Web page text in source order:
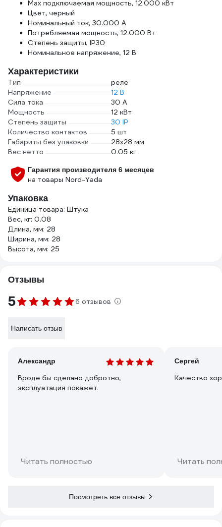
Max подключаемая мощность, 12.000 кВт
Цвет, черный
Номинальный ток, 30.000 А
Потребляемая мощность, 12.000 Вт
Степень защиты, IP30
Номинальное напряжение, 12 В
Характеристики
Тип
реле
Напряжение
12 В
Сила тока
30 А
Мощность
12 кВт
Степень защиты
30 IP
Количество контактов
5 шт
Габариты без упаковки
28x28 мм
Вес нетто
0.05 кг
Гарантия производителя 6 месяцев
на товары Nord-Yada
Упаковка
Единица товара: Штука
Вес, кг: 0.08
Длина, мм: 28
Ширина, мм: 28
Высота, мм: 25
Отзывы
5 6 отзывов
Написать отзыв
Александр
Вроде бы сделано добротно,
эксплуатация покажет.
Читать полностью
Сергей
Качество
Читать
Посмотреть все отзывы